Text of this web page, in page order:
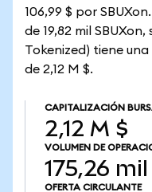
106,99 $ por
de 19,82 mil
Tokenized) tiene
de 2,12 M $.
CAPITALIZACIÓN
2,12 M $
VOLUMEN DE
175,26 mil
OFERTA CIRCULANTE